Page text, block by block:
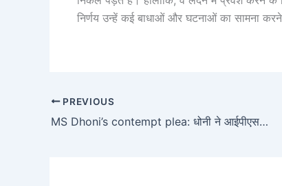
निर्णय उन्हें कई बाधाओं और घटनाओं का सामना
PREVIOUS
MS Dhoni’s contempt plea: धोनी ने आईपीएस अधिकारी G Sampath Kumar को जेल भिजवाया